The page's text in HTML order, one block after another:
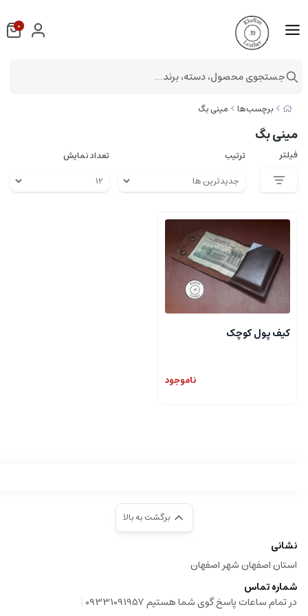
برچسب‌ها مینی بگ
مینی بگ
فیلتر ترتیب تعداد نمایش
کیف پول کوچک
ناموجود
برگشت به بالا
نشانی
استان اصفهان شهر اصفهان
شماره تماس
در تمام ساعات پاسخ گوی شما هستیم 09331091957
|
0
جستجوی محصول، دسته، برند...